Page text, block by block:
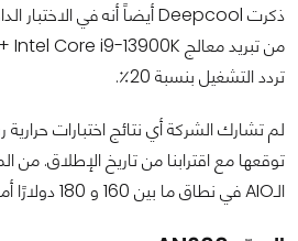
تردد التشغيل بنسبة 20٪.
لم تشارك الشركة أي نتائج اختبارات
توقعها مع اقترابنا من تاريخ الإطلاق. من
الـAIO في نطاق ما بين 160 و 180 دولارًا أمريكيًا.